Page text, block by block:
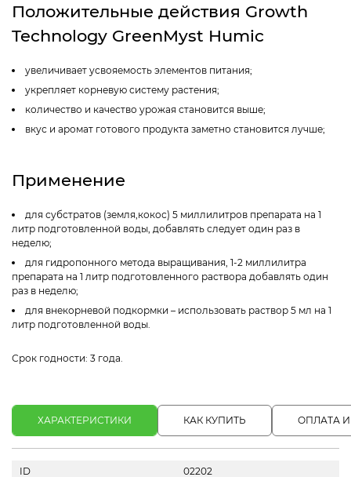
Положительные действия Growth
Technology GreenMyst Humic
увеличивает усвояемость элементов питания;
укрепляет корневую систему растения;
количество и качество урожая становится выше;
вкус и аромат готового продукта заметно становится лучше;
Применение
для субстратов (земля,кокос) 5 миллилитров препарата на 1
литр подготовленной воды, добавлять следует один раз в
неделю;
для гидропонного метода выращивания, 1-2 миллилитра
препарата на 1 литр подготовленного раствора добавлять один
раз в неделю;
для внекорневой подкормки – использовать раствор 5 мл на 1
литр подготовленной воды.
Срок годности: 3 года.
ХАРАКТЕРИСТИКИ КАК КУПИТЬ ОПЛАТА
ID
02202